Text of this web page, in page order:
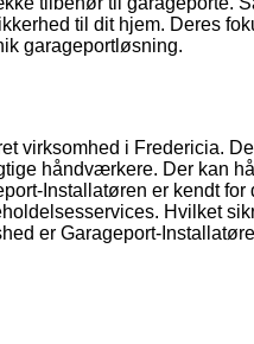
til dit hjem. Deres
garageportløsning.
virksomhed i Fredericia.
håndværkere. Der kan
Installatøren er kendt
Hvilket
er Garageport-